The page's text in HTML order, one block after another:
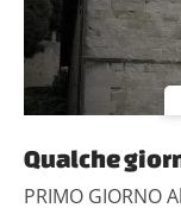
Qualche
PRIMO GIORNO